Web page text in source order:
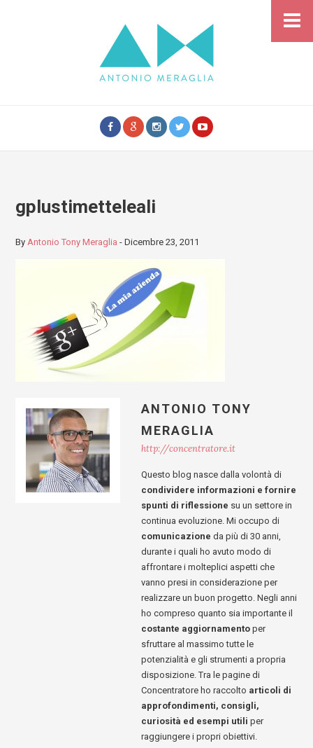
gplustimetteleali
By Antonio Tony Meraglia -Dicembre 23, 2011
ANTONIO TONY
MERAGLIA
http://concentratore.it
Questo blog nasce dalla volontà di
condividere informazioni e fornire
spunti di riflessione su un settore in
continua evoluzione. Mi occupo di
comunicazione da più di 30 anni,
durante i quali ho avuto modo di
affrontare i molteplici aspetti che
vanno presi in considerazione per
realizzare un buon progetto. Negli anni
ho compreso quanto sia importante il
costante aggiornamentoper
sfruttare al massimo tutte le
potenzialità e gli strumenti a propria
disposizione. Tra le pagine di
Concentratore ho raccolto articoli di
approfondimenti, consigli,
curiosità ed esempi utili per
raggiungere i propri obiettivi.